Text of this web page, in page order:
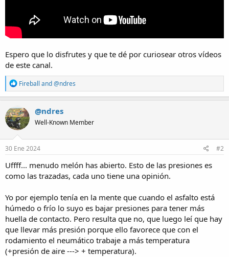
Espero que lo disfrutes y que te dé por curiosear otros vídeos
de este canal.
R
e
a
c
t
i
o
n
s
Fireball and@ndres
@ndres
Well-Known Member
30 Ene 2024 #2
Uffff... menudo melón has abierto. Esto de las presiones es
como las trazadas, cada uno tiene una opinión.
Yo por ejemplo tenía en la mente que cuando el asfalto está
húmedo o frío lo suyo es bajar presiones para tener más
huella de contacto. Pero resulta que no, que luego leí que hay
que llevar más presión porque ello favorece que con el
rodamiento el neumático trabaje a más temperatura
(+presión de aire ---> + temperatura).